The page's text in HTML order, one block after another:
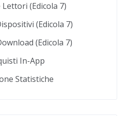
(Edicola 7)
(Edicola 7)
(Edicola 7)
In-App
Statistiche